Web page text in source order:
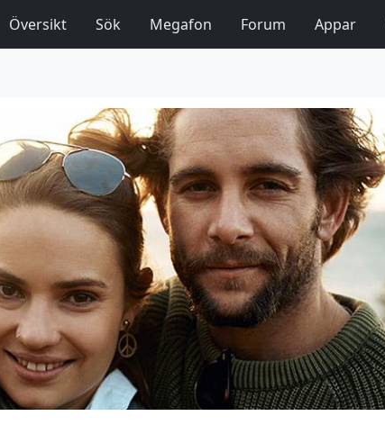
Översikt Sök Megafon Forum Appar